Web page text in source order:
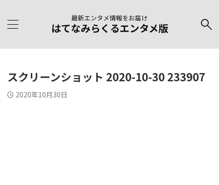
最新エンタメ情報をお届け
はてなみらくるエンタメ版
スクリーンショット 2020-10-30 233907
2020年10月30日